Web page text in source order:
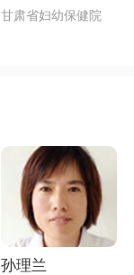
院介绍_甘肃省生
甘肃省妇幼保健院
孙理兰